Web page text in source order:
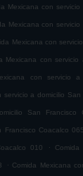
Mexicana con
Mexicana con
Mexicana con
Mexicana con servicio
con servicio
servicio a domicilio
San Francisco
Francisco Coacalco 065
010 .
. Comida Mexicana